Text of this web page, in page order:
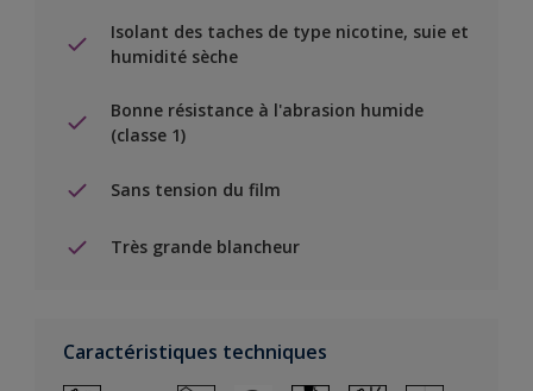
Isolant des taches de type nicotine, suie et
humidité sèche
Bonne résistance à l'abrasion humide
(classe 1)
Sans tension du film
Très grande blancheur
Caractéristiques techniques